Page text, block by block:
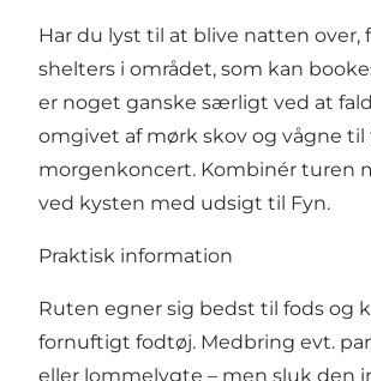
Har du lyst til at blive natten over,
shelters i området, som kan
er noget ganske særligt ved at
omgivet af mørk skov og vågne til
morgenkoncert. Kombinér turen
ved kysten med udsigt til Fyn.
Praktisk information
Ruten egner sig bedst til fods og
fornuftigt fodtøj. Medbring evt.
eller lommelygte – men sluk den